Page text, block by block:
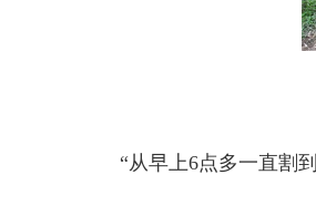
“从早上6点多一直割